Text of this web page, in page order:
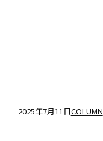
2025年7月11日COLUMN